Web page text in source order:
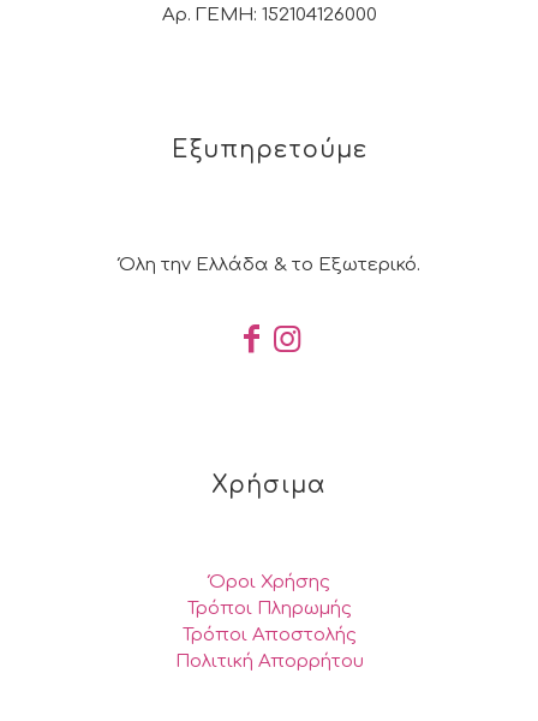
Αρ. ΓΕΜΗ: 152104126000
Εξυπηρετούμε
Όλη την Ελλάδα & το Εξωτερικό.
Χρήσιμα
Όροι Χρήσης
Τρόποι Πληρωμής
Τρόποι Αποστολής
Πολιτική Απορρήτου